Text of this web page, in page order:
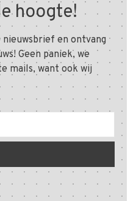
hoogte!
en ontvang
Geen paniek, we
mails, want ook wij